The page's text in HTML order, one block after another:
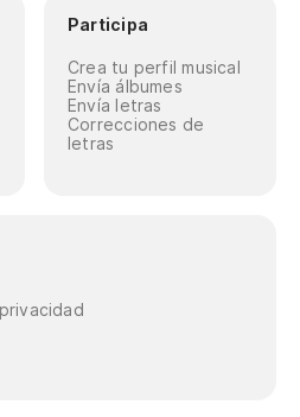
Participa
Crea tu perfil musical
Envía álbumes
Envía letras
Correcciones de
letras